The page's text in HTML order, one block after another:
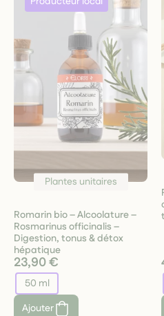
Plantes unitaires
Romarin bio – Alcoolature –
Rosmarinus officinalis –
Digestion, tonus & détox
hépatique
23,90 €
50 ml
Ajouter